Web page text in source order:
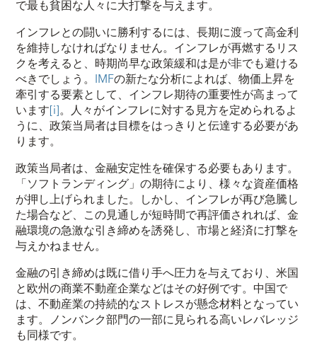
で最も貧困な人々に大打撃を与えます。
インフレとの闘いに勝利するには、長期に渡って高金利
を維持しなければなりません。インフレが再燃するリス
クを考えると、時期尚早な政策緩和は是が非でも避ける
べきでしょう。 IMFの新たな分析によれば、物価上昇を
牽引する要素として、インフレ期待の重要性が高まって
います[i]。人々がインフレに対する見方を定められるよ
うに、政策当局者は目標をはっきりと伝達する必要があ
ります。
政策当局者は、金融安定性を確保する必要もあります。
「ソフトランディング」の期待により、様々な資産価格
が押し上げられました。しかし、インフレが再び急騰し
た場合など、この見通しが短時間で再評価されれば、金
融環境の急激な引き締めを誘発し、市場と経済に打撃を
与えかねません。
金融の引き締めは既に借り手へ圧力を与えており、米国
と欧州の商業不動産企業などはその好例です。中国で
は、不動産業の持続的なストレスが懸念材料となってい
ます。ノンバンク部門の一部に見られる高いレバレッジ
も同様です。